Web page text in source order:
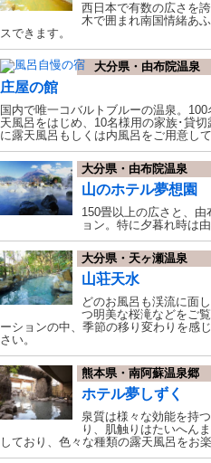
西日本で有数の広さを
木で囲まれ南国情緒あ
スできます。
大分県・由布院温泉
庄屋の館
国内で唯一コバルトブルーの温泉。
天風呂をはじめ、10名様用の家族･貸
に露天風呂もしくは内風呂をご用意して
大分県・由布院温泉
山のホテル夢想園
150畳以上の広さと、
ョン。特に夕暮れ時は
大分県・天ヶ瀬温泉
山荘天水
どのお風呂も渓流に面
つ明美な桜滝などをご
ーションの中、季節の移り変わりを感
さい。
熊本県・南阿蘇温泉郷
ホテル夢しずく
泉質は様々な効能を持
り、肌触りはたいへん
しており、色々な種類の露天風呂をお